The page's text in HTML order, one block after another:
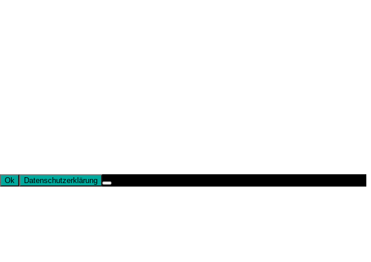
Ok Datenschutzerklärung